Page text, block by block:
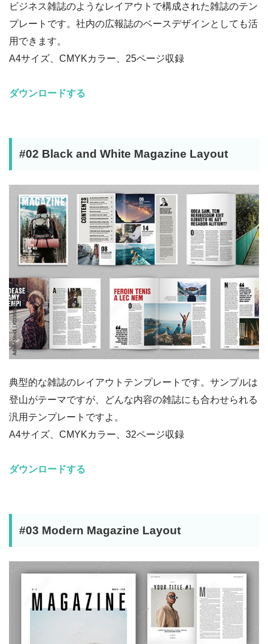
ビジネス雑誌のようなレイアウトで構成された雑誌のテン
プレートです。社内の広報誌のベースデザインとしても活
用できます。
A4サイズ、CMYKカラー、25ページ収録
ダウンロードする
#02 Black and White Magazine Layout
典型的な雑誌のレイアウトテンプレートです。サンプルは
登山がテーマですが、どんな内容の雑誌にも合わせられる
汎用テンプレートですよ。
A4サイズ、CMYKカラー、32ページ収録
ダウンロードする
#03 Modern Magazine Layout